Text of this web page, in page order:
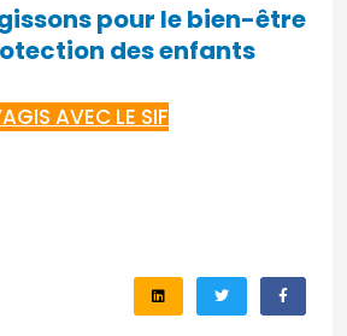
pour le bien-être
des enfants !
AVEC LE SIF